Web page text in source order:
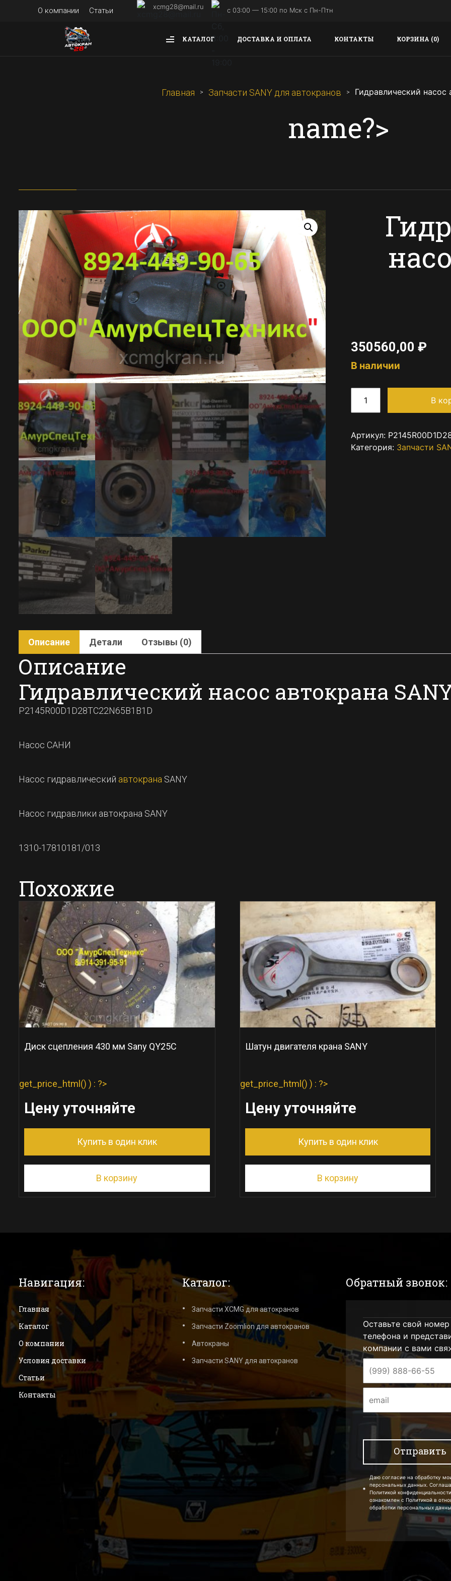
О компании Статьи xcmg28@mail.ru с 03:00 — 15:00 по Мск с Пн-Птн
КАТАЛОГ ДОСТАВКА И ОПЛАТА КОНТАКТЫ КОРЗИНА (0)
Главная Запчасти SANY для автокранов Гидравлический насос
name?>
350560,00₽
В наличии
В
Артикул:
Категория: Запчасти
Описание Детали Отзывы (0)
Описание
Гидравлический насос автокрана
P2145R00D1D28TC22N65B1B1D
Насос САНИ
Насос гидравлический автокрана SANY
Насос гидравлики автокрана SANY
1310-17810181/013
Похожие
Диск сцепления 430 мм Sany QY25C
get_price_html() ) : ?>
Цену уточняйте
Купить в один клик
В корзину
Шатун двигателя крана SANY
get_price_html() ) : ?>
Цену уточняйте
Купить в один клик
В корзину
Навигация:
Главная
Каталог
О компании
Условия доставки
Статьи
Контакты
Каталог:
Запчасти XCMG для автокранов
Запчасти Zoomlion для автокранов
Автокраны
Запчасти SANY для автокранов
Обратный звонок:
Оставьте свой номер
телефона и
компании с вами
Даю согласие на обработку
персональных данных.
Политикой
ознакомлен с Политикой в
обработки персональных